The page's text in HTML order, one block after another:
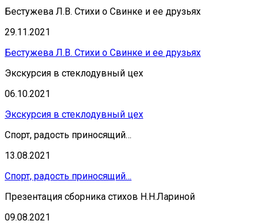
Бестужева Л.В. Стихи о Свинке и ее друзьях
29.11.2021
Бестужева Л.В. Стихи о Свинке и ее друзьях
Экскурсия в стеклодувный цех
06.10.2021
Экскурсия в стеклодувный цех
Спорт, радость приносящий…
13.08.2021
Спорт, радость приносящий…
Презентация сборника стихов Н.Н.Лариной
09.08.2021